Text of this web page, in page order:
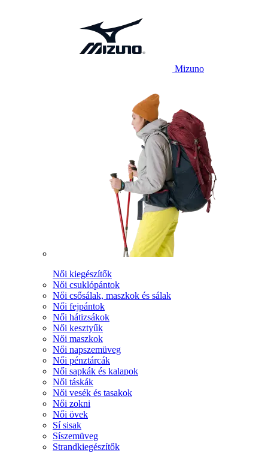
Mizuno
Női kiegészítők
Női csuklópántok
Női csősálak, maszkok és sálak
Női fejpántok
Női hátizsákok
Női kesztyűk
Női maszkok
Női napszemüveg
Női pénztárcák
Női sapkák és kalapok
Női táskák
Női vesék és tasakok
Női zokni
Női övek
Sí sisak
Síszemüveg
Strandkiegészítők